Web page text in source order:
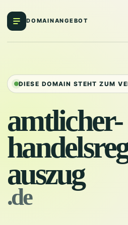
DOMAINANGEBOT
DIESE DOMAIN STEHT ZUM
amtlicher-
auszug
.de